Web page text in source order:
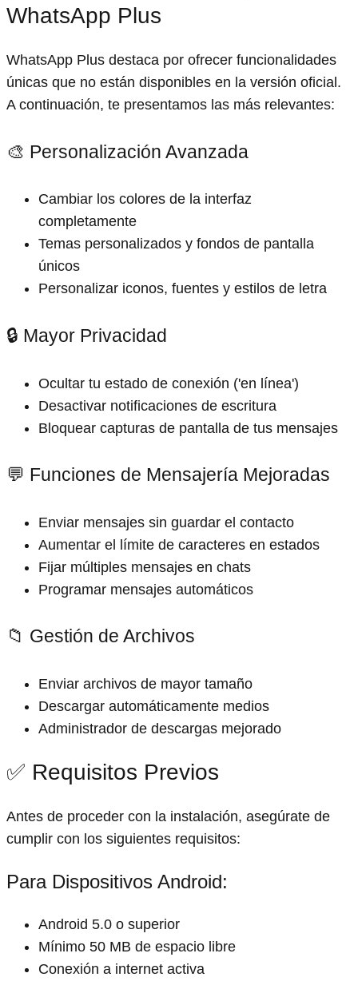
WhatsApp Plus
WhatsApp Plus destaca por ofrecer funcionalidades
únicas que no están disponibles en la versión oficial.
A continuación, te presentamos las más relevantes:
🎨 Personalización Avanzada
Cambiar los colores de la interfaz
completamente
Temas personalizados y fondos de pantalla
únicos
Personalizar iconos, fuentes y estilos de letra
🔒 Mayor Privacidad
Ocultar tu estado de conexión ('en línea')
Desactivar notificaciones de escritura
Bloquear capturas de pantalla de tus mensajes
💬 Funciones de Mensajería Mejoradas
Enviar mensajes sin guardar el contacto
Aumentar el límite de caracteres en estados
Fijar múltiples mensajes en chats
Programar mensajes automáticos
📁 Gestión de Archivos
Enviar archivos de mayor tamaño
Descargar automáticamente medios
Administrador de descargas mejorado
✅ Requisitos Previos
Antes de proceder con la instalación, asegúrate de
cumplir con los siguientes requisitos:
Para Dispositivos Android:
Android 5.0 o superior
Mínimo 50 MB de espacio libre
Conexión a internet activa